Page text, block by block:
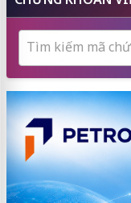
Tìm kiếm mã